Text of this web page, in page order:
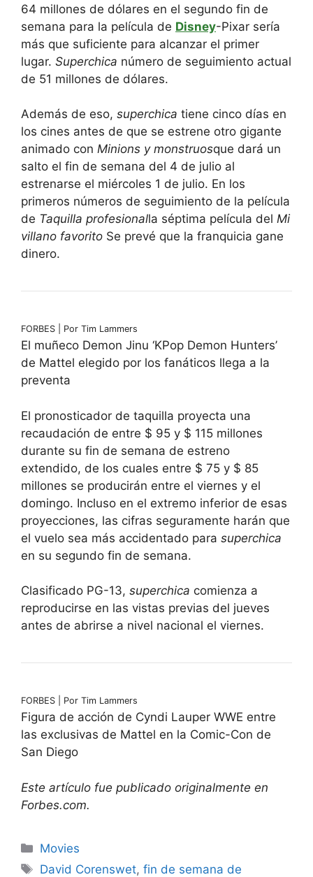
64 millones de dólares en el segundo fin de
semana para la película de Disney-Pixar sería
más que suficiente para alcanzar el primer
lugar. Superchica número de seguimiento actual
de 51 millones de dólares.
Además de eso, superchica tiene cinco días en
los cines antes de que se estrene otro gigante
animado con Minions y monstruosque dará un
salto el fin de semana del 4 de julio al
estrenarse el miércoles 1 de julio. En los
primeros números de seguimiento de la película
de Taquilla profesionalla séptima película del Mi
villano favorito Se prevé que la franquicia gane
dinero.
FORBES | Por Tim Lammers
El muñeco Demon Jinu ‘KPop Demon Hunters’
de Mattel elegido por los fanáticos llega a la
preventa
El pronosticador de taquilla proyecta una
recaudación de entre $ 95 y $ 115 millones
durante su fin de semana de estreno
extendido, de los cuales entre $ 75 y $ 85
millones se producirán entre el viernes y el
domingo. Incluso en el extremo inferior de esas
proyecciones, las cifras seguramente harán que
el vuelo sea más accidentado para superchica
en su segundo fin de semana.
Clasificado PG-13, superchica comienza a
reproducirse en las vistas previas del jueves
antes de abrirse a nivel nacional el viernes.
FORBES | Por Tim Lammers
Figura de acción de Cyndi Lauper WWE entre
las exclusivas de Mattel en la Comic-Con de
San Diego
Este artículo fue publicado originalmente en
Forbes.com.
Categories
Movies
Tags
David Corenswet,fin de semana de